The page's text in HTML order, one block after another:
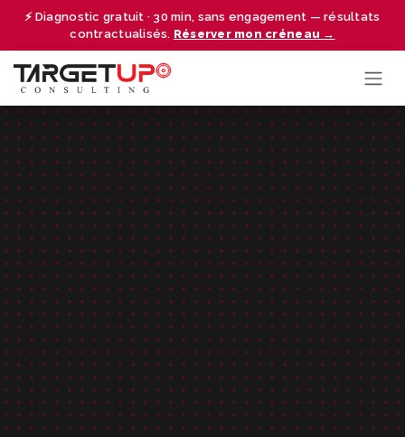
⚡ Diagnostic gratuit · 30 min, sans engagement — résultats
contractualisés. Réserver mon créneau →
Se rendre au contenu